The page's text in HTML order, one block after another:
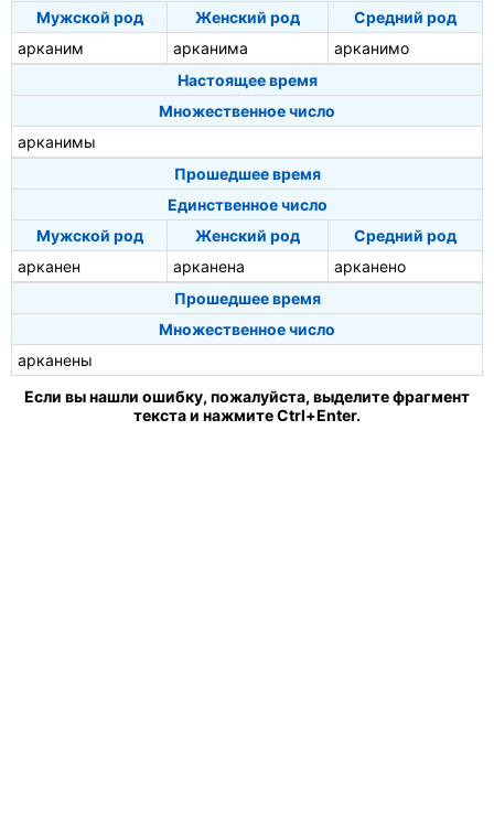
Мужской род
Женский род
Средний род
арканим
арканима
арканимо
Настоящее время
Множественное число
арканимы
Прошедшее время
Единственное число
Мужской род
Женский род
Средний род
арканен
арканена
арканено
Прошедшее время
Множественное число
арканены
Если вы нашли ошибку, пожалуйста, выделите фрагмент
текста и нажмите Ctrl+Enter.